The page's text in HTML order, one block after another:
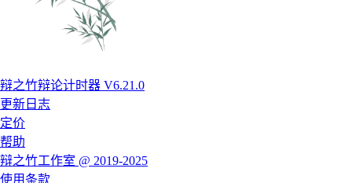
辩之竹辩论计时器 V6.21.0
更新日志
定价
帮助
辩之竹工作室 @ 2019-2025
使用条款